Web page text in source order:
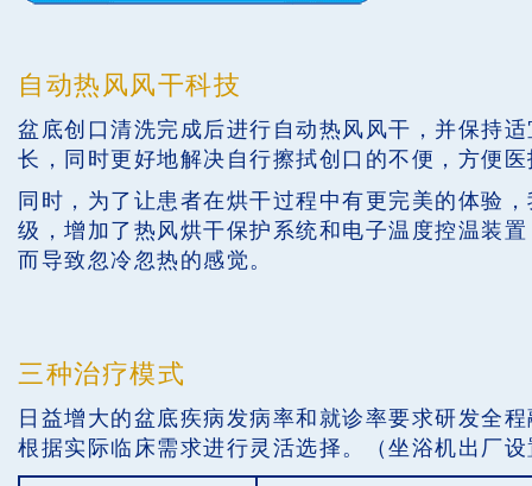
自动热风风干科技
盆底创口清洗完成后进行自动热风风干，并保持
长，同时更好地解决自行擦拭创口的不便，方便
同时，为了让患者在烘干过程中有更完美的体验
级，增加了热风烘干保护系统和电子温度控温装
而导致忽冷忽热的感觉。
三种治疗模式
日益增大的盆底疾病发病率和就诊率要求研发全
根据实际临床需求进行灵活选择。（坐浴机出厂